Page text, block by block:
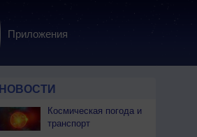
Приложения
НОВОСТИ
Космическая погода и
транспорт